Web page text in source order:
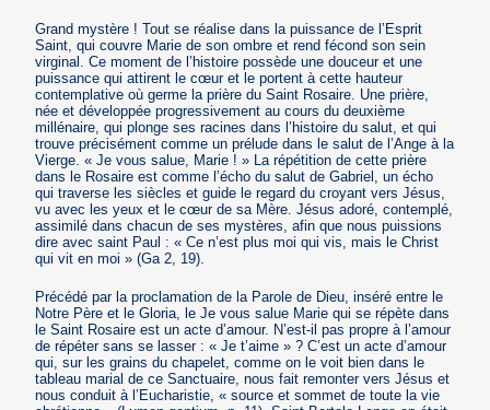
Grand mystère ! Tout se réalise dans la puissance de l’Esprit
Saint, qui couvre Marie de son ombre et rend fécond son sein
virginal. Ce moment de l’histoire possède une douceur et une
puissance qui attirent le cœur et le portent à cette hauteur
contemplative où germe la prière du Saint Rosaire. Une prière,
née et développée progressivement au cours du deuxième
millénaire, qui plonge ses racines dans l’histoire du salut, et qui
trouve précisément comme un prélude dans le salut de l’Ange à la
Vierge. « Je vous salue, Marie ! » La répétition de cette prière
dans le Rosaire est comme l’écho du salut de Gabriel, un écho
qui traverse les siècles et guide le regard du croyant vers Jésus,
vu avec les yeux et le cœur de sa Mère. Jésus adoré, contemplé,
assimilé dans chacun de ses mystères, afin que nous puissions
dire avec saint Paul : « Ce n’est plus moi qui vis, mais le Christ
qui vit en moi » (Ga 2, 19).
Précédé par la proclamation de la Parole de Dieu, inséré entre le
Notre Père et le Gloria, le Je vous salue Marie qui se répète dans
le Saint Rosaire est un acte d’amour. N’est-il pas propre à l’amour
de répéter sans se lasser : « Je t’aime » ? C’est un acte d’amour
qui, sur les grains du chapelet, comme on le voit bien dans le
tableau marial de ce Sanctuaire, nous fait remonter vers Jésus et
nous conduit à l’Eucharistie, « source et sommet de toute la vie